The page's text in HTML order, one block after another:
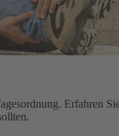
Erfahren